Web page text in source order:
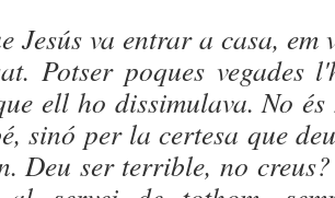
Jesús va entrar a casa,
Potser poques vegades
ell ho dissimulava. No
sinó per la certesa que
Deu ser terrible, no